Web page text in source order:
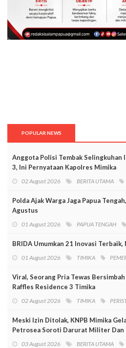
POPULAR NEWS
Anggota Polisi Tembak Selingkuhan
3, Ini Pernyataan Kapolres Mimika
02 August 2026 BERITA UTAMA
Polda Ajak Warga Jaga Papua
Agustus
01 August 2026 PAPUA TENGAH
BRIDA Umumkan 21 Inovasi
01 August 2026 TIMIKA
Viral, Seorang Pria Tewas
Raffles Residence 3 Timika
02 August 2026 TIMIKA
Meski Izin Ditolak, KNPB Mimika
Petrosea Soroti Darurat Militer Dan
03 August 2026 BERITA UTAMA